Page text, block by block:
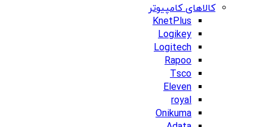
کالاهای کامپیوتر
KnetPlus
Logikey
Logitech
Rapoo
Tsco
Eleven
royal
Onikuma